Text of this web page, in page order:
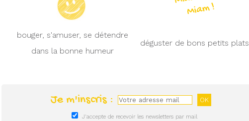
bouger, s'amuser, se détendre
dans la bonne humeur
déguster de bons petits plats
Je m'inscris :
J'accepte de recevoir les newsletters par mail